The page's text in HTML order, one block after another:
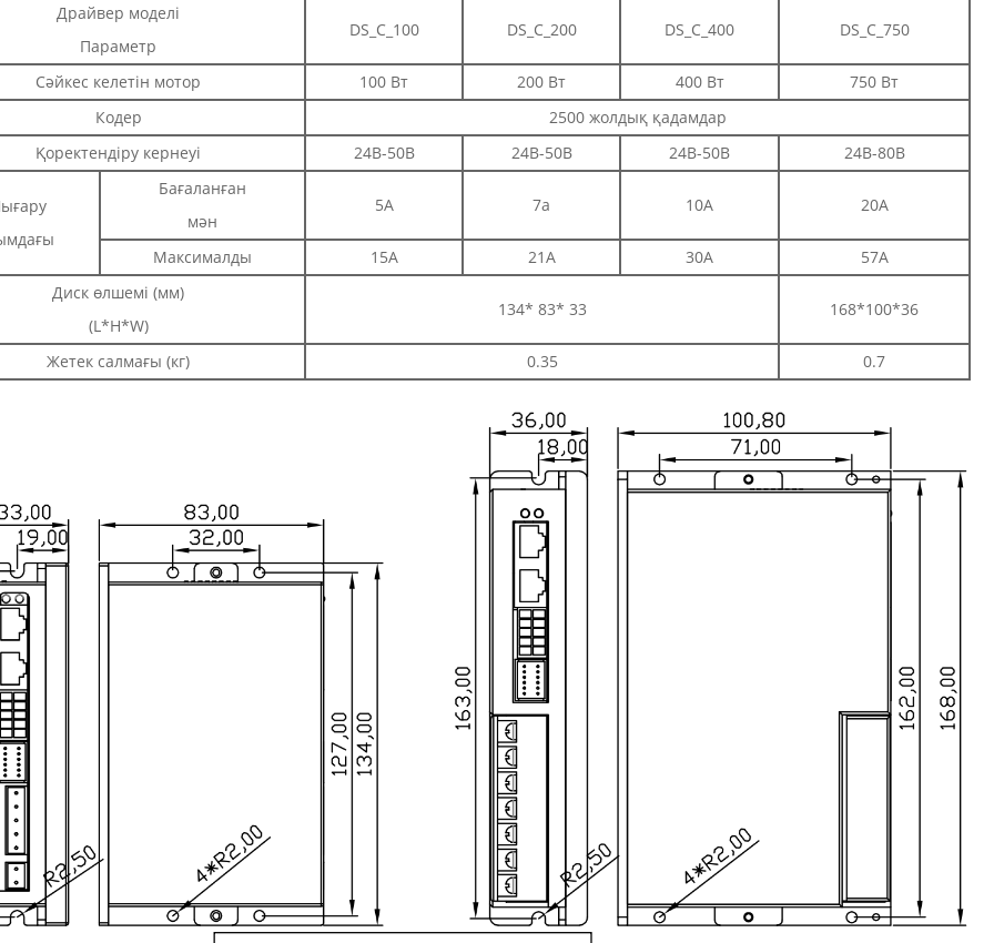
Драйвер моделі
Параметр
DS_C_100 DS_C_200 DS_C_400 DS_C_750
Сәйкес келетін мотор 100 Вт 200 Вт 400 Вт
750 Вт
Кодер
2500 жолдық қадамдар
Қоректендіру кернеуі
24В-50В 24В-50В 24В-50В 24В-80В
Бағаланған
мән
5А 7а 10А 20А
Максималды 15А 21А 30А
57А
Диск өлшемі (мм)
(L*H*W)
134* 83* 33 168*100*36
Жетек салмағы (кг) 0.35 0.7